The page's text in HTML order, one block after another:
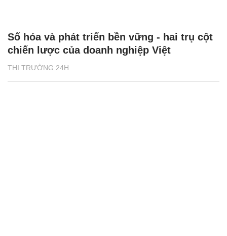
THỊ TRƯỜNG 24H
Số hóa và phát triển bền vững - hai trụ cột
chiến lược của doanh nghiệp Việt